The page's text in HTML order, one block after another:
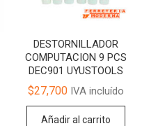
DESTORNILLADOR
COMPUTACION 9 PCS
DEC901 UYUSTOOLS
$27,700 IVA incluído
Añadir al carrito